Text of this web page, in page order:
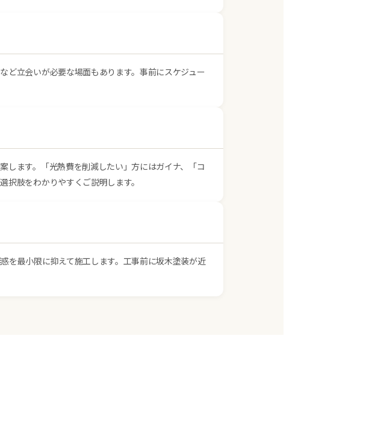
ど立会いが必要な場面もあります。事前にスケジュー
します。「光熱費を削減したい」方にはガイナ、「コ
肢をわかりやすくご説明します。
を最小限に抑えて施工します。工事前に坂木塗装が近